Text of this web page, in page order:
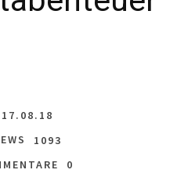
17.08.18
1093
0